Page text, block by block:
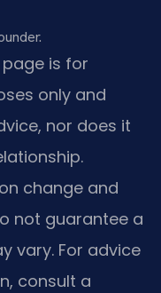
page is for
only and
nor does it
change and
not guarantee a
vary. For advice
consult a